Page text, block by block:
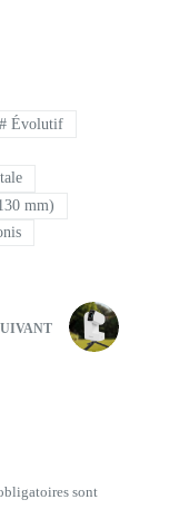
# Évolutif
mm)
sont